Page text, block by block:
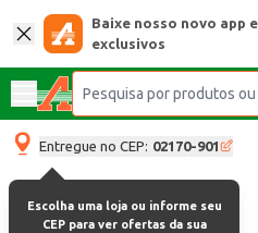
Baixe nosso novo app
exclusivos
Entregue no CEP: 02170-901
Escolha uma loja ou informe seu
CEP para ver ofertas da sua